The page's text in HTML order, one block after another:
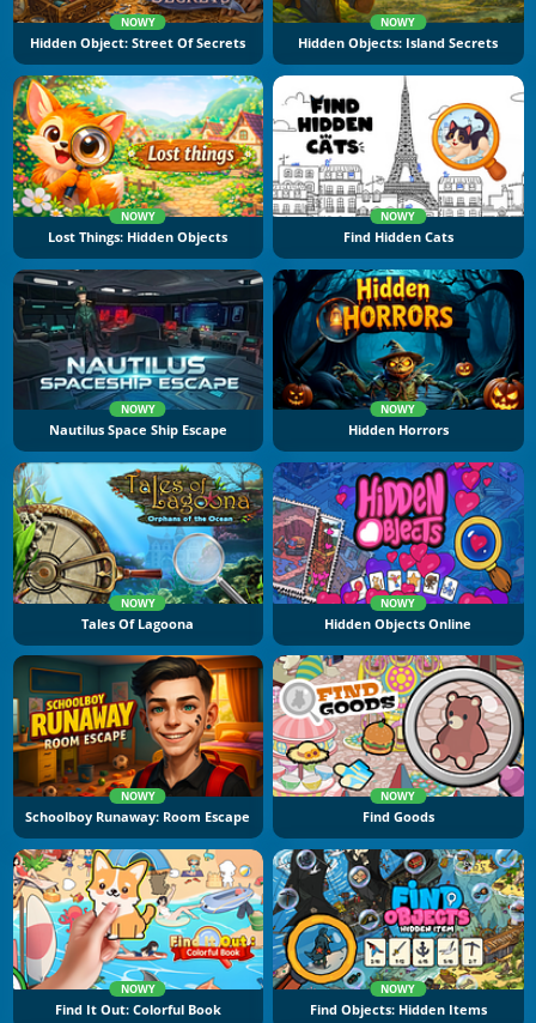
NOWY
Hidden Object: Street Of Secrets
NOWY
Hidden Objects: Island Secrets
NOWY
Lost Things: Hidden Objects
NOWY
Find Hidden Cats
NOWY
Nautilus Space Ship Escape
NOWY
Hidden Horrors
NOWY
Tales Of Lagoona
NOWY
Hidden Objects Online
NOWY
Schoolboy Runaway: Room Escape
NOWY
Find Goods
NOWY
Find It Out: Colorful Book
NOWY
Find Objects: Hidden Items